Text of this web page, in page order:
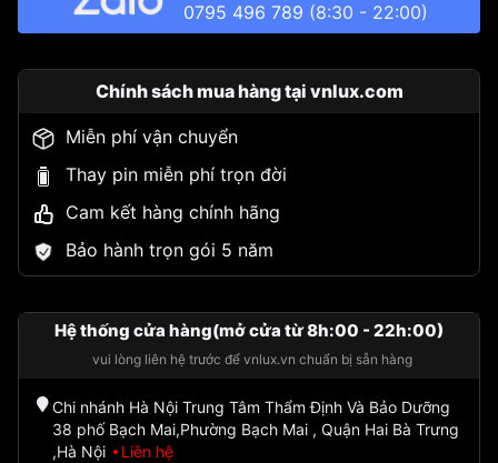
0795 496 789 (8:30 - 22:00)
Chính sách mua hàng tại vnlux.com
Miễn phí vận chuyển
Thay pin miễn phí trọn đời
Cam kết hàng chính hãng
Bảo hành trọn gói 5 năm
Hệ thống cửa hàng(mở cửa từ 8h:00 - 22h:00)
vui lòng liên hệ trước để vnlux.vn chuẩn bị sẵn hàng
Chi nhánh Hà Nội Trung Tâm Thẩm Định Và Bảo Dưỡng
38 phố Bạch Mai,Phường Bạch Mai , Quận Hai Bà Trưng
,Hà Nội
Liên hệ